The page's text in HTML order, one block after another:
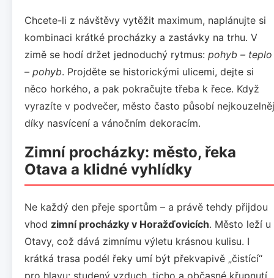
Chcete-li z návštěvy vytěžit maximum, naplánujte si
kombinaci krátké procházky a zastávky na trhu. V
zimě se hodí držet jednoduchý rytmus: pohyb – teplo
– pohyb. Projděte se historickými ulicemi, dejte si
něco horkého, a pak pokračujte třeba k řece. Když
vyrazíte v podvečer, město často působí
díky nasvícení a vánočním dekoracím.
Zimní procházky: město, řeka
Otava a klidné vyhlídky
Ne každý den přeje sportům – a právě tehdy přijdou
vhod zimní procházky v Horažďovicích. Město leží u
Otavy, což dává zimnímu výletu krásnou kulisu. I
krátká trasa podél řeky umí být překvapivě „čistící“
pro hlavu: studený vzduch, ticho a občasné křupnutí